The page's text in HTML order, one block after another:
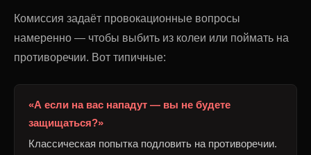
Комиссия задаёт провокационные вопросы
намеренно — чтобы выбить из колеи или поймать на
противоречии. Вот типичные:
«А если на вас нападут — вы не будете
защищаться?»
Классическая попытка подловить на противоречии.